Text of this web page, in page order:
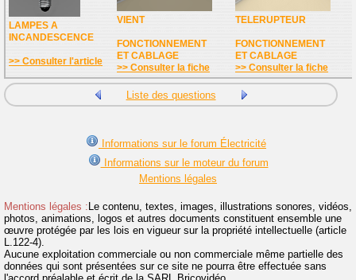
LAMPES A
INCANDESCENCE
>> Consulter l'article
VIENT
FONCTIONNEMENT
ET CABLAGE
>> Consulter la fiche
TELERUPTEUR
FONCTIONNEMENT
ET CABLAGE
>> Consulter la fiche
Liste des questions
Informations sur le forum Électricité
Informations sur le moteur du forum
Mentions légales
Mentions légales : Le contenu, textes, images, illustrations sonores, vidéos,
photos, animations, logos et autres documents constituent ensemble une
œuvre protégée par les lois en vigueur sur la propriété intellectuelle (article
L.122-4).
Aucune exploitation commerciale ou non commerciale même partielle des
données qui sont présentées sur ce site ne pourra être effectuée sans